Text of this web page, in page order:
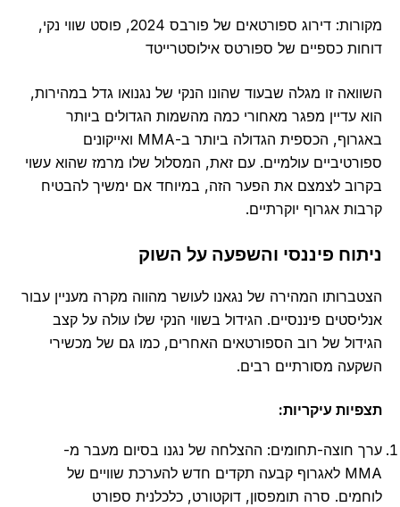
מקורות: דירוג ספורטאים של פורבס 2024, פוסט שווי נקי,
דוחות כספיים של ספורטס אילוסטרייטד
השוואה זו מגלה שבעוד שהונו הנקי של נגנואו גדל במהירות,
הוא עדיין מפגר מאחורי כמה מהשמות הגדולים ביותר
באגרוף, הכספית הגדולה ביותר ב-MMA ואייקונים
ספורטיביים עולמיים. עם זאת, המסלול שלו מרמז שהוא עשוי
בקרוב לצמצם את הפער הזה, במיוחד אם ימשיך להבטיח
קרבות אגרוף יוקרתיים.
ניתוח פיננסי והשפעה על השוק
הצטברותו המהירה של נגאנו לעושר מהווה מקרה מעניין עבור
אנליסטים פיננסיים. הגידול בשווי הנקי שלו עולה על קצב
הגידול של רוב הספורטאים האחרים, כמו גם של מכשירי
השקעה מסורתיים רבים.
תצפיות עיקריות:
ערך חוצה-תחומים: ההצלחה של נגנו בסיום מעבר מ-
MMA לאגרוף קבעה תקדים חדש להערכת שוויים של
לוחמים. סרה תומפסון, דוקטורט, כלכלנית ספורט